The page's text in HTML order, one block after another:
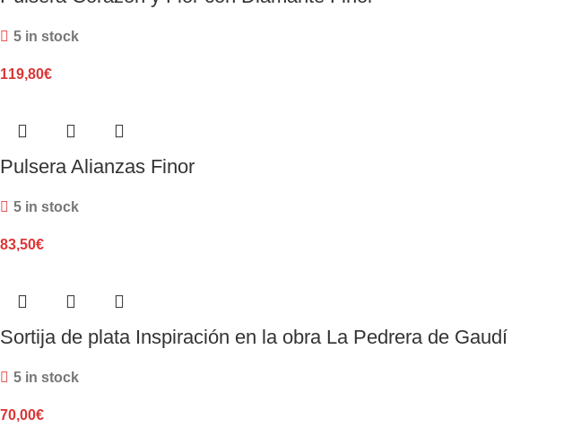
5 in stock
119,80€
Pulsera Alianzas Finor
5 in stock
83,50€
Sortija de plata Inspiración en la obra La Pedrera de Gaudí
5 in stock
70,00€